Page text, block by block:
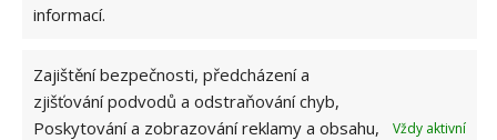
informací.
Zajištění bezpečnosti, předcházení a
zjišťování podvodů a odstraňování chyb,
Poskytování a zobrazování reklamy a obsahu,
Vždy aktivní
jako roční, je mrazuvzdorná v teplejších zónách. Její
krásné barevné květy jsou spíše malé, ale jasných